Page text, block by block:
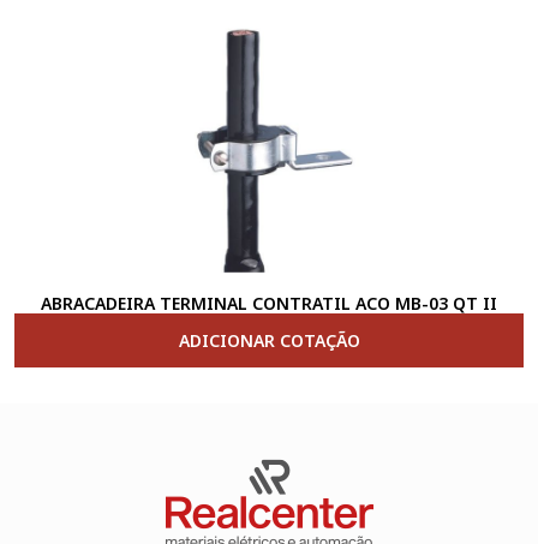
ABRACADEIRA TERMINAL CONTRATIL ACO MB-03 QT II
ADICIONAR COTAÇÃO